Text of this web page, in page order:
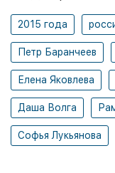
2015 года
Петр Баранчеев
Елена Яковлева
Даша Волга
Софья Лукьянова